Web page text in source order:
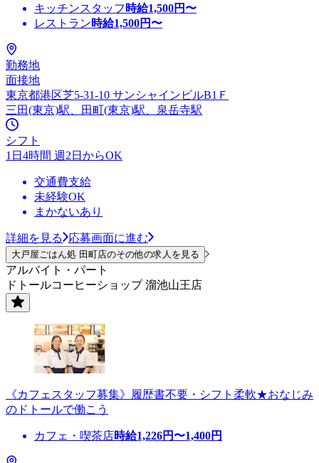
キッチンスタッフ 時給1,500円〜
レストラン時給1,500円〜
勤務地
面接地
東京都港区芝5-31-10 サンシャインビルB1Ｆ
三田(東京)駅、田町(東京)駅、泉岳寺駅
シフト
1日4時間 週2日からOK
交通費支給
未経験OK
まかないあり
詳細を見る 応募画面に進む
大戸屋ごはん処 田町店のその他の求人を見る
アルバイト・パート
ドトールコーヒーショップ 溜池山王店
《カフェスタッフ募集》履歴書不要・シフト柔軟★おなじみ
のドトールで働こう
カフェ・喫茶店時給1,226円〜1,400円